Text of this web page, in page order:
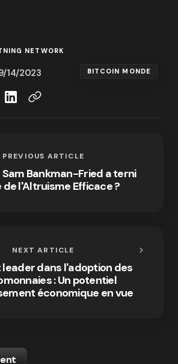
NETWORK
14/2023 BITCOIN MONDE
PREVIOUS ARTICLE
Bankman-Fried a terni
de l'Altruisme Efficace ?
NEXT ARTICLE
leader dans l'adoption des
: Un potentiel
économique en vue